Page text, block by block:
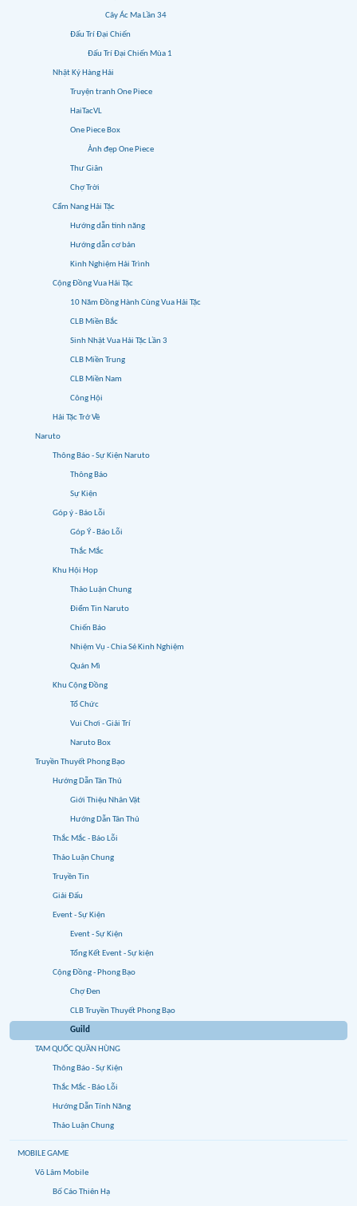
Cây Ác Ma Lần 34
Đấu Trí Đại Chiến
Đấu Trí Đại Chiến Mùa 1
Nhật Ký Hàng Hải
Truyện tranh One Piece
HaiTacVL
One Piece Box
Ảnh đẹp One Piece
Thư Giãn
Chợ Trời
Cẩm Nang Hải Tặc
Hướng dẫn tính năng
Hướng dẫn cơ bản
Kinh Nghiệm Hải Trình
Cộng Đồng Vua Hải Tặc
10 Năm Đồng Hành Cùng Vua Hải Tặc
CLB Miền Bắc
Sinh Nhật Vua Hải Tặc Lần 3
CLB Miền Trung
CLB Miền Nam
Công Hội
Hải Tặc Trở Về
Naruto
Thông Báo - Sự Kiện Naruto
Thông Báo
Sự Kiện
Góp ý - Báo Lỗi
Góp Ý - Báo Lỗi
Thắc Mắc
Khu Hội Họp
Thảo Luận Chung
Điểm Tin Naruto
Chiến Báo
Nhiệm Vụ - Chia Sẻ Kinh Nghiệm
Quán Mì
Khu Cộng Đồng
Tổ Chức
Vui Chơi - Giải Trí
Naruto Box
Truyền Thuyết Phong Bạo
Hướng Dẫn Tân Thủ
Giới Thiệu Nhân Vật
Hướng Dẫn Tân Thủ
Thắc Mắc - Báo Lỗi
Thảo Luận Chung
Truyền Tin
Giải Đấu
Event - Sự Kiện
Event - Sự Kiện
Tổng Kết Event - Sự kiện
Cộng Đồng - Phong Bạo
Chợ Đen
CLB Truyền Thuyết Phong Bạo
Guild
TAM QUỐC QUẦN HÙNG
Thông Báo - Sự Kiện
Thắc Mắc - Báo Lỗi
Hướng Dẫn Tính Năng
Thảo Luận Chung
MOBILE GAME
Võ Lâm Mobile
Bố Cáo Thiên Hạ